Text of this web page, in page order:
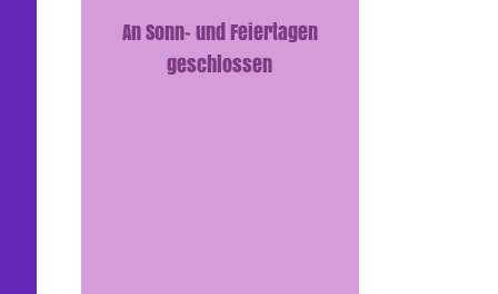
An Sonn- und Feiertagen
geschlossen